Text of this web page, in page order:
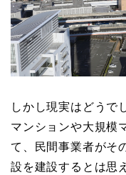
しかし現実はどうで
マンションや大規模
て、民間事業者がそ
設を建設するとは思